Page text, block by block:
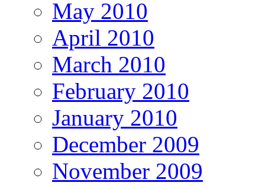
May 2010
April 2010
March 2010
February 2010
January 2010
December 2009
November 2009